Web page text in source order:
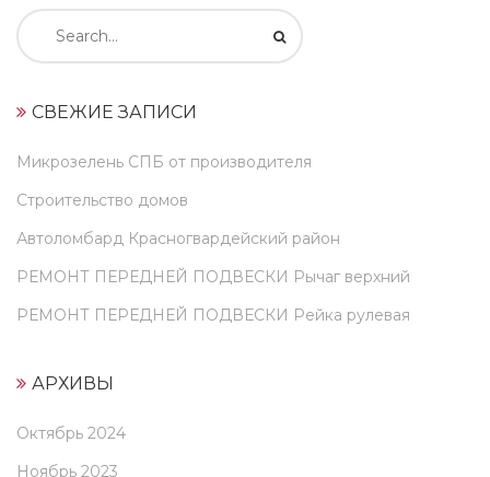
Искать:
СВЕЖИЕ ЗАПИСИ
Микрозелень СПБ от производителя
Строительство домов
Автоломбард Красногвардейский район
РЕМОНТ ПЕРЕДНЕЙ ПОДВЕСКИ Рычаг верхний
РЕМОНТ ПЕРЕДНЕЙ ПОДВЕСКИ Рейка рулевая
АРХИВЫ
Октябрь 2024
Ноябрь 2023